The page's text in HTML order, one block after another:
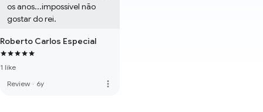
os anos...impossível não
gostar do rei.
Roberto Carlos Especial
1 like
Review · 6y more_vert